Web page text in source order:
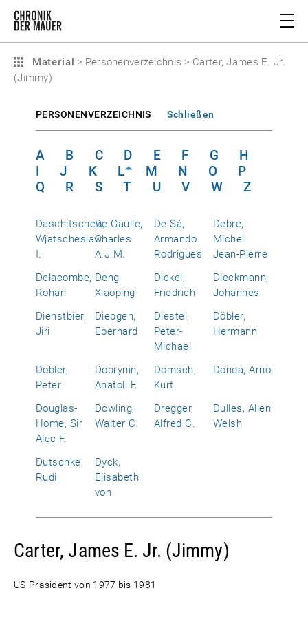
Material > Personenverzeichnis > Carter, James E. Jr.
(Jimmy)
PERSONENVERZEICHNIS Schließen
A B C D E F G
H
I
J K L M N O
P
Q
R S T U V W Z
Daschitschew,
Wjatscheslaw
I.
De Gaulle,
Charles
A.J.M.
De Sá,
Armando
Rodrigues
Debre,
Michel
Jean-Pierre
Delacombe,
Rohan
Deng
Xiaoping
Dickel,
Friedrich
Dieckmann,
Johannes
Dienstbier,
Jiri
Diepgen,
Eberhard
Diestel,
Peter-
Michael
Döbler,
Hermann
Dobler,
Peter
Dobrynin,
Anatoli F.
Domsch,
Kurt
Donda, Arno
Douglas-
Home, Sir
Alec F.
Dowling,
Walter C.
Dregger,
Alfred C.
Dulles, Allen
Welsh
Dutschke,
Rudi
Dyck,
Elisabeth
von
Carter, James E. Jr. (Jimmy)
US-Präsident von 1977 bis 1981